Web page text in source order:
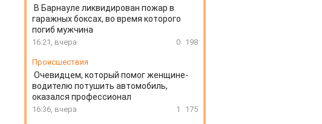
В Барнауле ликвидирован пожар в
гаражных боксах, во время которого
погиб мужчина
16:21, вчера 0 198
Происшествия
Очевидцем, который помог женщине-
водителю потушить автомобиль,
оказался профессионал
16:36, вчера 1 175